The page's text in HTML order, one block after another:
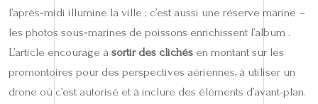
l’après‑midi illumine la ville ; c’est aussi une réserve marine –
les photos sous‑marines de poissons enrichissent l’album .
L’article encourage à sortir des clichés en montant sur les
promontoires pour des perspectives aériennes, à utiliser un
drone où c’est autorisé et à inclure des éléments d’avant-plan.